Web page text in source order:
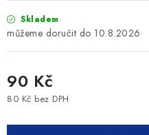
Skladem
10.8.2026
90 Kč
80 Kč bez DPH